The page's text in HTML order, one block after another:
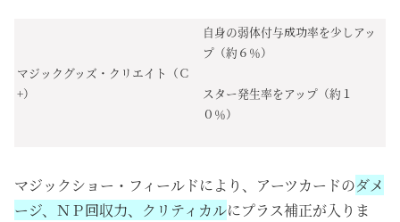
マジックグッズ・クリエイト（Ｃ
+）
自身の弱体付与成功率を少しアッ
プ（約６％）
スター発生率をアップ（約１
０％）
マジックショー・フィールドにより、アーツカードのダメ
ージ、ＮＰ回収力、クリティカルにプラス補正が入りま